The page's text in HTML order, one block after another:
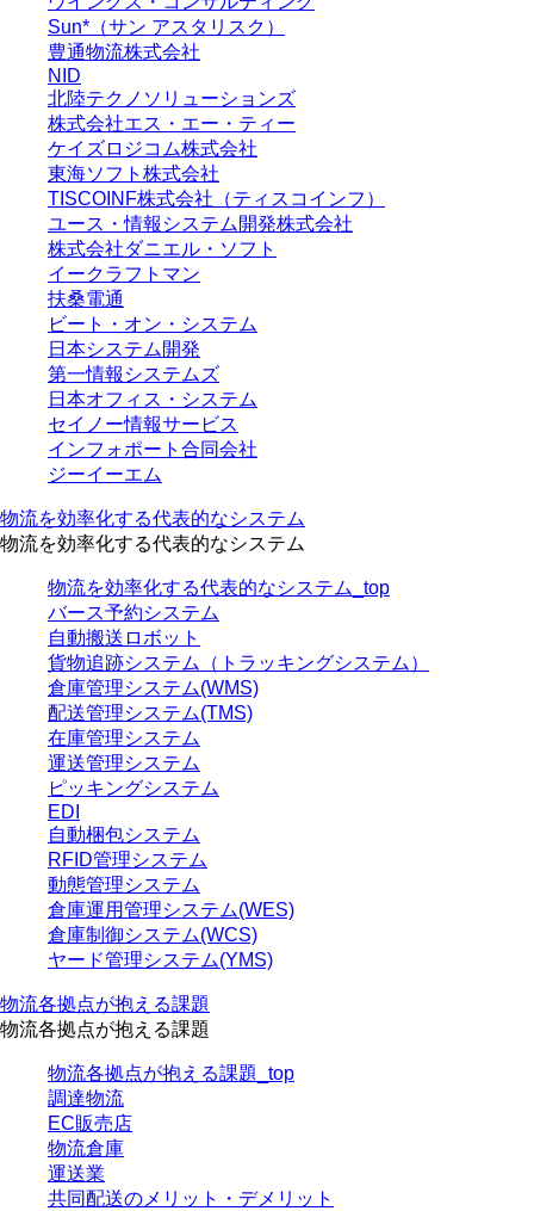
Sun*（サン アスタリスク）
豊通物流株式会社
NID
北陸テクノソリューションズ
株式会社エス・エー・ティー
ケイズロジコム株式会社
東海ソフト株式会社
TISCOINF株式会社（ティスコインフ）
ユース・情報システム開発株式会社
株式会社ダニエル・ソフト
イークラフトマン
扶桑電通
ビート・オン・システム
日本システム開発
第一情報システムズ
日本オフィス・システム
セイノー情報サービス
インフォポート合同会社
ジーイーエム
物流を効率化する代表的なシステム
物流を効率化する代表的なシステム
物流を効率化する代表的なシステム_top
バース予約システム
自動搬送ロボット
貨物追跡システム（トラッキングシステム）
倉庫管理システム(WMS)
配送管理システム(TMS)
在庫管理システム
運送管理システム
ピッキングシステム
EDI
自動梱包システム
RFID管理システム
動態管理システム
倉庫運用管理システム(WES)
倉庫制御システム(WCS)
ヤード管理システム(YMS)
物流各拠点が抱える課題
物流各拠点が抱える課題
物流各拠点が抱える課題_top
調達物流
EC販売店
物流倉庫
運送業
共同配送のメリット・デメリット